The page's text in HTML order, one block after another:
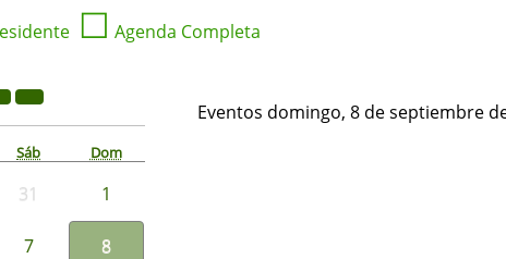
☐ Agenda Completa
Sáb Dom
31 1
7 8
Eventos domingo, 8 de septiembre